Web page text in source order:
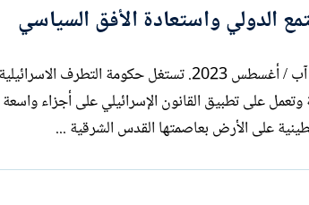
الدولي واستعادة الأفق السياسي
بقلم: سري القدوة السبت 5 آب / أغسطس 2023. تستغل
على تطبيق القانون الإسرائيلي على أجزاء
على الأرض بعاصمتها القدس الشرقية ...